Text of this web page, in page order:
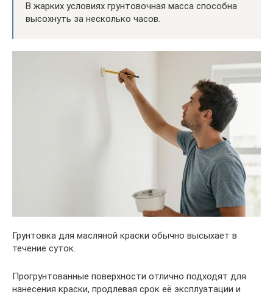
В жарких условиях грунтовочная масса способна
высохнуть за несколько часов.
Грунтовка для масляной краски обычно высыхает в
течение суток.
Прогрунтованные поверхности отлично подходят для
нанесения краски, продлевая срок её эксплуатации и